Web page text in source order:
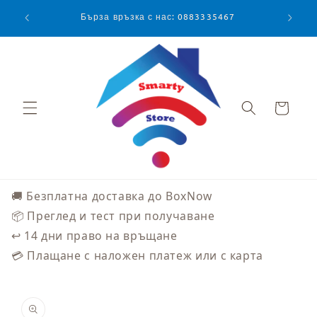
Бърза връзка с нас: 0883335467
Количка
🚚 Безплатна доставка до BoxNow
📦 Преглед и тест при получаване
↩️ 14 дни право на връщане
💳 Плащане с наложен платеж или с карта